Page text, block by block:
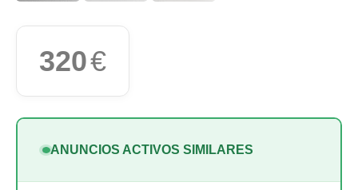
320€
ANUNCIOS ACTIVOS SIMILARES